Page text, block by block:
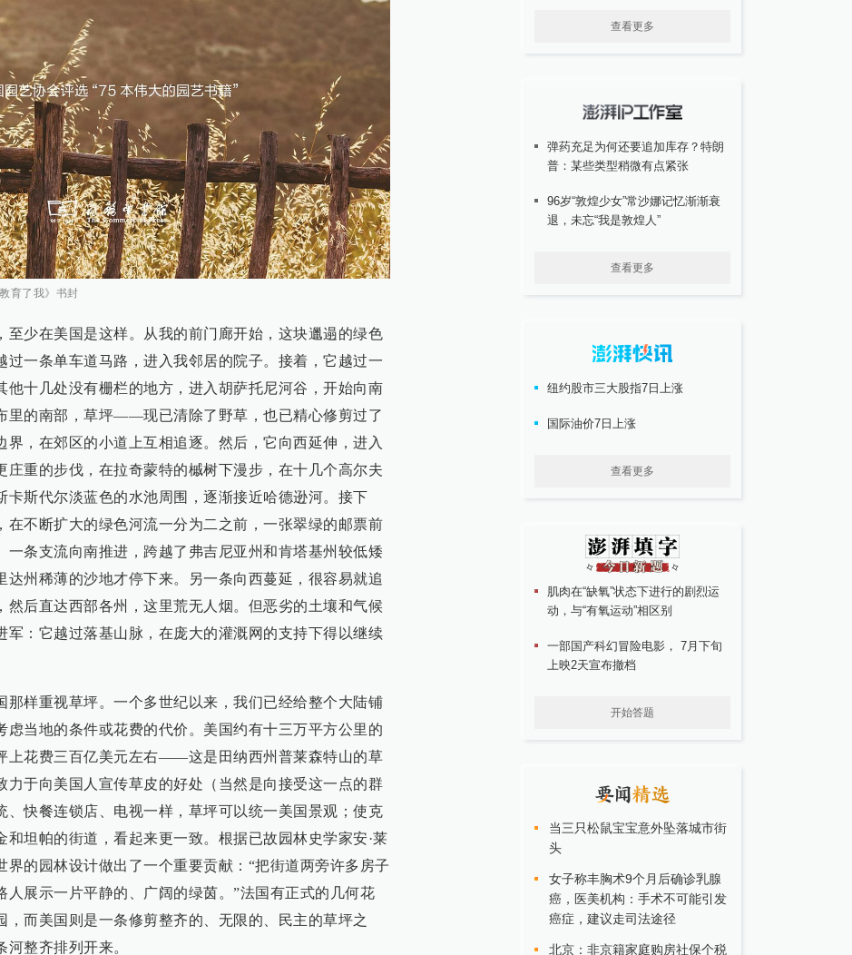
育了我》书封
至少在美国是这样。从我的前门廊开始，这块邋遢的绿色
过一条单车道马路，进入我邻居的院子。接着，它越过一
他十几处没有栅栏的地方，进入胡萨托尼河谷，开始向南
里的南部，草坪——现已清除了野草，也已精心修剪过了
，在郊区的小道上互相追逐。然后，它向西延伸，进入
庄重的步伐，在拉奇蒙特的槭树下漫步，在十几个高尔夫
卡斯代尔淡蓝色的水池周围，逐渐接近哈德逊河。接下
在不断扩大的绿色河流一分为二之前，一张翠绿的邮票前
一条支流向南推进，跨越了弗吉尼亚州和肯塔基州较低矮
达州稀薄的沙地才停下来。另一条向西蔓延，很容易就追
然后直达西部各州，这里荒无人烟。但恶劣的土壤和气候
军：它越过落基山脉，在庞大的灌溉网的支持下得以继续
那样重视草坪。一个多世纪以来，我们已经给整个大陆铺
虑当地的条件或花费的代价。美国约有十三万平方公里的
上花费三百亿美元左右——这是田纳西州普莱森特山的草
力于向美国人宣传草皮的好处（当然是向接受这一点的群
、快餐连锁店、电视一样，草坪可以统一美国景观；使克
和坦帕的街道，看起来更一致。根据已故园林史学家安·莱
界的园林设计做出了一个重要贡献：“把街道两旁许多房子
人展示一片平静的、广阔的绿茵。”法国有正式的几何花
，而美国则是一条修剪整齐的、无限的、民主的草坪之
整齐排列开来。
查看更多
弹药充足为何还要追加库存？特朗
普：某些类型稍微有点紧张
96岁“敦煌少女”常沙娜记忆渐渐衰
退，未忘“我是敦煌人”
查看更多
纽约股市三大股指7日上涨
国际油价7日上涨
查看更多
肌肉在“缺氧”状态下进行的剧烈运
动，与“有氧运动”相区别
一部国产科幻冒险电影， 7月下旬
上映2天宣布撤档
开始答题
当三只松鼠宝宝意外坠落城市街
头
女子称丰胸术9个月后确诊乳腺
癌，医美机构：手术不可能引发
癌症，建议走司法途径
北京：非京籍家庭购房社保个税